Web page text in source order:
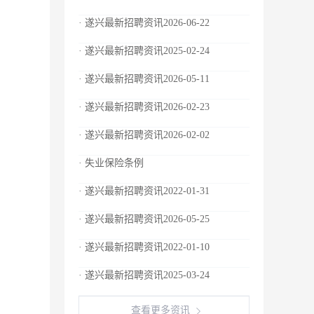
· 遂兴最新招聘资讯2026-06-22
· 遂兴最新招聘资讯2025-02-24
· 遂兴最新招聘资讯2026-05-11
· 遂兴最新招聘资讯2026-02-23
· 遂兴最新招聘资讯2026-02-02
· 失业保险条例
· 遂兴最新招聘资讯2022-01-31
· 遂兴最新招聘资讯2026-05-25
· 遂兴最新招聘资讯2022-01-10
· 遂兴最新招聘资讯2025-03-24
查看更多资讯